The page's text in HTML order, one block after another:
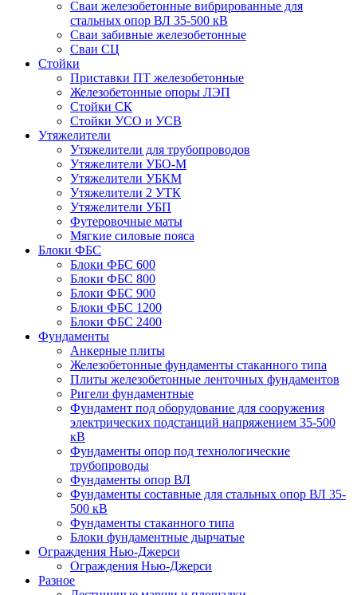
Сваи железобетонные вибрированные для
стальных опор ВЛ 35-500 кВ
Сваи забивные железобетонные
Сваи СЦ
Стойки
Приставки ПТ железобетонные
Железобетонные опоры ЛЭП
Стойки СК
Стойки УСО и УСВ
Утяжелители
Утяжелители для трубопроводов
Утяжелители УБО-М
Утяжелители УБКМ
Утяжелители 2 УТК
Утяжелители УБП
Футеровочные маты
Мягкие силовые пояса
Блоки ФБС
Блоки ФБС 600
Блоки ФБС 800
Блоки ФБС 900
Блоки ФБС 1200
Блоки ФБС 2400
Фундаменты
Анкерные плиты
Железобетонные фундаменты стаканного типа
Плиты железобетонные ленточных фундаментов
Ригели фундаментные
Фундамент под оборудование для сооружения
электрических подстанций напряжением 35-500
кВ
Фундаменты опор под технологические
трубопроводы
Фундаменты опор ВЛ
Фундаменты составные для стальных опор ВЛ 35-
500 кВ
Фундаменты стаканного типа
Блоки фундаментные дырчатые
Ограждения Нью-Джерси
Ограждения Нью-Джерси
Разное